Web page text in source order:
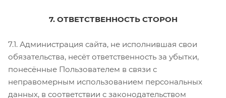
7. ОТВЕТСТВЕННОСТЬ СТОРОН
7.1. Администрация сайта, не исполнившая свои
обязательства, несёт ответственность за убытки,
понесённые Пользователем в связи с
неправомерным использованием персональных
данных, в соответствии с законодательством